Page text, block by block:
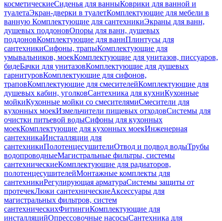
косметическиеСиденья для ванныКоврики для ванной и
туалетаЭкран-дверки в туалетКомплектующие для мебели в
ванную Комплектующие для сантехникиЭкраны для ванн,
душевых поддоновОпоры для ванн, душевых
поддоновКомплектующие для ваннПлинтусы для
сантехникиСифоны, трапыКомплектующие для
умывальников, моекКомплектующие для унитазов, писсуаров,
бидеБачки для унитазовКомплектующие для душевых
гарнитуровКомплектующие для сифонов,
траповКомплектующие для смесителейКомплектующие для
душевых кабин, уголковСантехника для кухниКухонные
мойкиКухонные мойки со смесителямиСмесители для
кухонных моекИзмельчители пищевых отходовСистемы для
очистки питьевой водыСифоны для кухонных
моекКомплектующие для кухонных моекИнженерная
сантехникаИнсталляции для
сантехникиПолотенцесушителиОтвод и подвод водыТрубы
водопроводныеМагистральные фильтры, системы
сантехническиеКомплектующие для радиаторов,
полотенцесушителейМонтажные комплекты для
сантехникиРегулирующая арматураСистемы защиты от
протечекЛюки сантехническиеАксессуары для
магистральных фильтров, систем
сантехническихФитингиКомплектующие для
инсталляцийОпрессовочные насосыСантехника для